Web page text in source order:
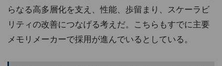
らなる高多層化を支え、性能、歩留まり、スケーラビ
リティの改善につなげる考えだ。こちらもすでに主要
メモリメーカーで採用が進んでいるとしている。